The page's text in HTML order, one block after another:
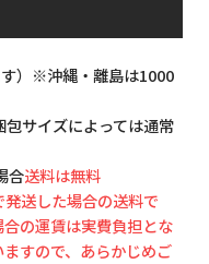
）※沖縄・離島は1000
サイズによっては通常
合送料は無料
送した場合の送料で
の運賃は実費負担とな
すので、あらかじめご